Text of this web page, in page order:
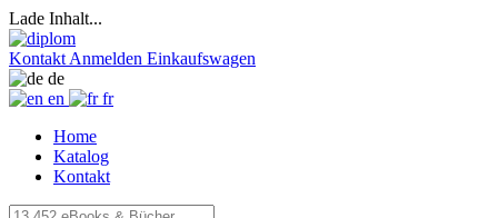
Lade Inhalt...
Kontakt Anmelden Einkaufswagen
de
en
fr
Home
Katalog
Kontakt